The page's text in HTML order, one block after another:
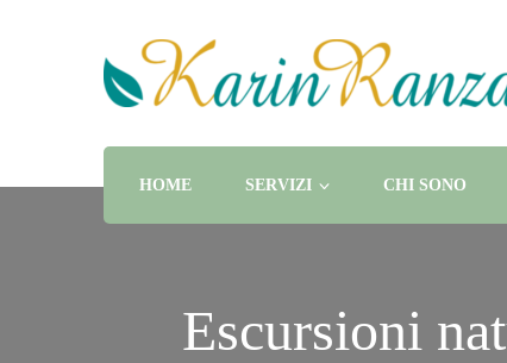
Karin Ranzani
Guida Turistica e Naturalistica, Naturopata e chef di
HOME SERVIZI CHI SONO
Escursioni